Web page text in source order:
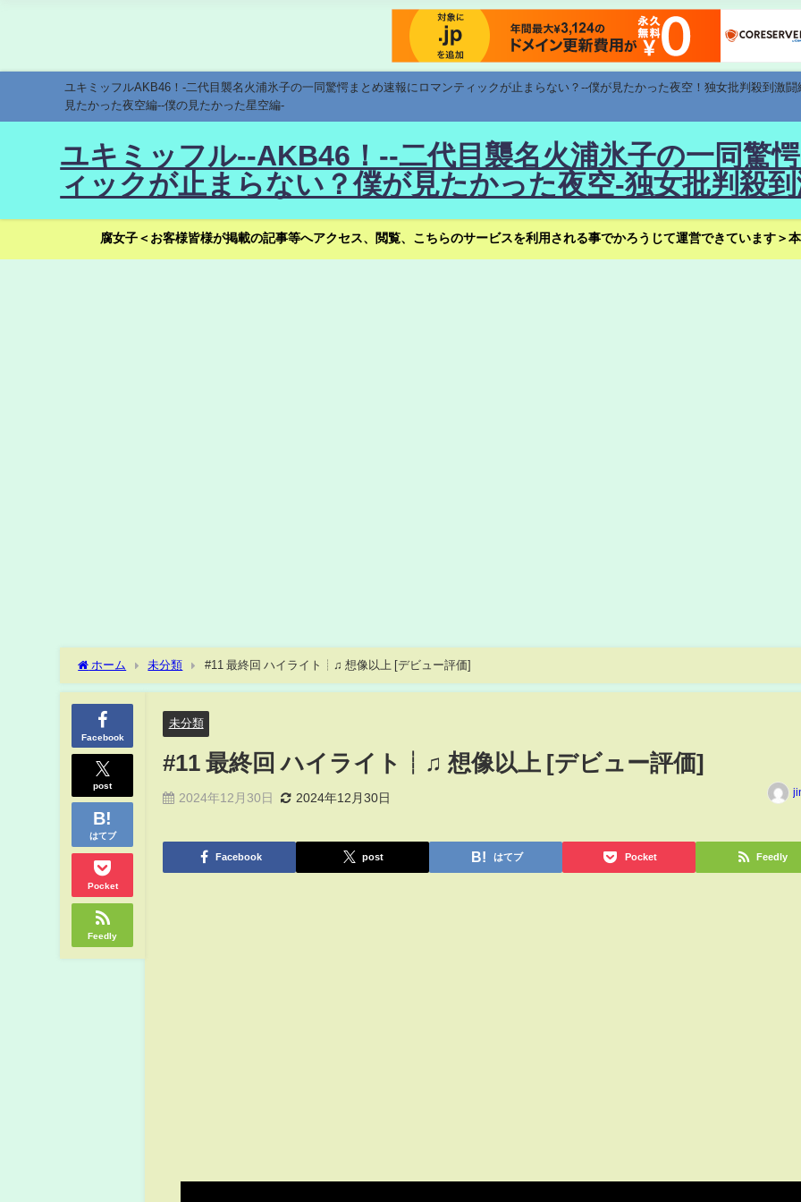
ユキミッフルAKB46！-二代目襲名火浦氷子の一同驚愕まとめ速報にロマンティックが止まらない？--僕が見たかった夜空！独女批判殺到激
見たかった夜空編--僕の見たかった星空編-
ユキミッフル--AKB46！--二代目襲名火浦氷子の一同驚
ィックが止まらない？僕が見たかった夜空-独女批判殺
腐女子＜お客様皆様が掲載の記事等へアクセス、閲覧、こちらのサービスを利用される事でかろうじて運営できています＞
ホーム 未分類 #11 最終回 ハイライト┊♫ 想像以上 [デビュー評価]
Facebook
post
はてブ
Pocket
Feedly
未分類
#11 最終回 ハイライト┊♫ 想像以上 [デビュー評価]
2024年12月30日 2024年12月30日
Facebook post はてブ Pocket Feedly